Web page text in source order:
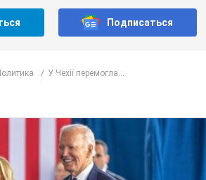
Подписаться
У Чехії перемогла...